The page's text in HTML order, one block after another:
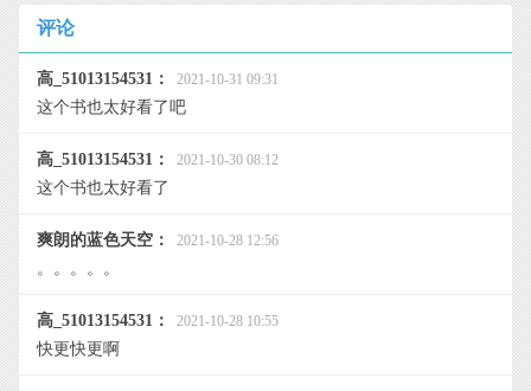
评论
高_51013154531： 2021-10-31 09:31
这个书也太好看了吧
高_51013154531： 2021-10-30 08:12
这个书也太好看了
爽朗的蓝色天空： 2021-10-28 12:56
。。。。。
高_51013154531： 2021-10-28 10:55
快更快更啊